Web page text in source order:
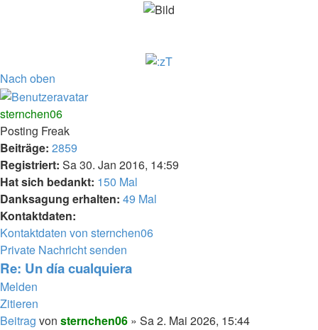
Nach oben
sternchen06
Posting Freak
Beiträge: 2859
Registriert: Sa 30. Jan 2016, 14:59
Hat sich bedankt: 150 Mal
Danksagung erhalten: 49 Mal
Kontaktdaten:
Kontaktdaten von sternchen06
Private Nachricht senden
Re: Un día cualquiera
Melden
Zitieren
Beitrag von sternchen06 » Sa 2. Mai 2026, 15:44